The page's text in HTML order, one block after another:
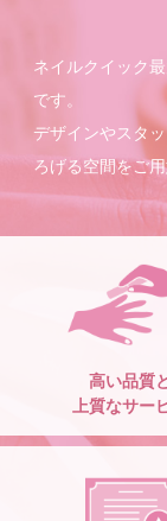
ネイルクイック
です。
デザインやスタ
ろげる空間をご
高い品質
上質なサー